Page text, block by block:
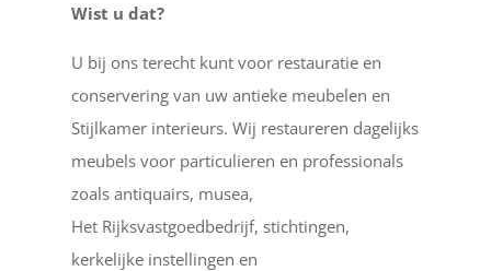
Wist u dat?
U bij ons terecht kunt voor restauratie en
conservering van uw antieke meubelen en
Stijlkamer interieurs. Wij restaureren dagelijks
meubels voor particulieren en professionals
zoals antiquairs, musea,
Het Rijksvastgoedbedrijf, stichtingen,
kerkelijke instellingen en